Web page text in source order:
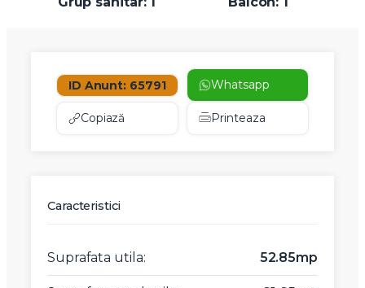
ID Anunt: 65791 Whatsapp
Copiază Printeaza
Caracteristici
Suprafata utila: 52.85mp